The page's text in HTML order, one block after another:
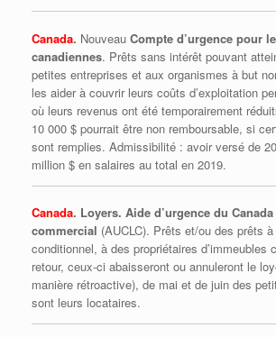
Canada. Nouveau Compte d’urgence pour
canadiennes. Prêts sans intérêt pouvant
petites entreprises et aux organismes à but
les aider à couvrir leurs coûts d’exploitation
où leurs revenus ont été temporairement
10 000 $ pourrait être non remboursable, si
sont remplies. Admissibilité : avoir versé de
million $ en salaires au total en 2019.
Canada. Loyers. Aide d’urgence du
commercial (AUCLC). Prêts et/ou des prêts
conditionnel, à des propriétaires d’immeubles
retour, ceux-ci abaisseront ou annuleront le
manière rétroactive), de mai et de juin des
sont leurs locataires.